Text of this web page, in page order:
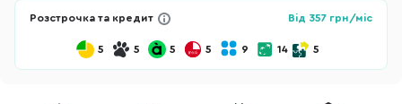
Розстрочка та кредит Від 357 грн/міс
5 5 5 5 9 14 5